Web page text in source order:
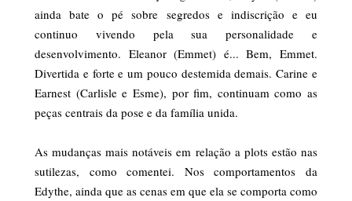
ainda bate o pé sobre segredos e indiscrição e eu
continuo vivendo pela sua personalidade e
desenvolvimento. Eleanor (Emmet) é... Bem, Emmet.
Divertida e forte e um pouco destemida demais. Carine e
Earnest (Carlisle e Esme), por fim, continuam como as
peças centrais da pose e da família unida.
As mudanças mais notáveis em relação a plots estão nas
sutilezas, como comentei. Nos comportamentos da
Edythe, ainda que as cenas em que ela se comporta como